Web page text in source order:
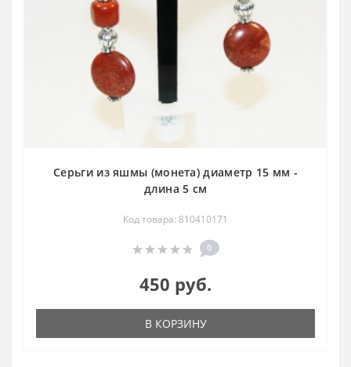
Серьги из яшмы (монета) диаметр 15 мм -
длина 5 см
Код товара: 810410171
0
450 руб.
В КОРЗИНУ